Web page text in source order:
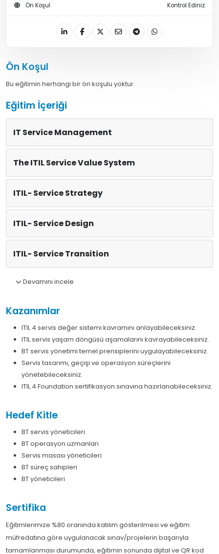
Ön Koşul Kontrol Ediniz
Ön Koşul
Bu eğitimin herhangi bir ön koşulu yoktur.
Eğitim İçeriği
IT Service Management
The ITIL Service Value System
ITIL- Service Strategy
ITIL- Service Design
ITIL- Service Transition
Devamını incele
Kazanımlar
ITIL 4 servis değer sistemi kavramını anlayabileceksiniz.
ITIL servis yaşam döngüsü aşamalarını kavrayabileceksiniz.
BT servis yönetimi temel prensiplerini uygulayabileceksiniz.
Servis tasarımı, geçişi ve operasyon süreçlerini
yönetebileceksiniz.
ITIL 4 Foundation sertifikasyon sınavına hazırlanabileceksiniz.
Hedef Kitle
BT servis yöneticileri
BT operasyon uzmanları
Servis masası yöneticileri
BT süreç sahipleri
BT yöneticileri
Sertifika
Eğitimlerimize %80 oranında katılım gösterilmesi ve eğitim
müfredatına göre uygulanacak sınav/projelerin başarıyla
tamamlanması durumunda, eğitimin sonunda dijital ve QR kod